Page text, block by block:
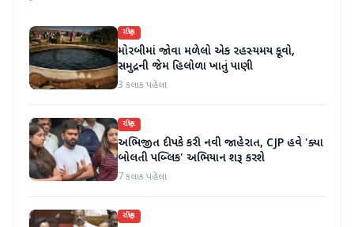
રાષ્ટ્રીય
મોરબીમાં જોવા મળેલો એક રહસ્યમય કૂવો,
સમુદ્રની જેમ હિલોળા ખાતું પાણી
3 કલાક પહેલા
રાષ્ટ્રીય
અભિજીત દીપકે કરી નવી જાહેરાત, CJP હવે 'ક્યા
બોલતી પબ્લિક' અભિયાન શરૂ કરશે
7 કલાક પહેલા
રાષ્ટ્રીય